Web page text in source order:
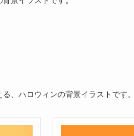
、ハロウィンの背景イラストです。